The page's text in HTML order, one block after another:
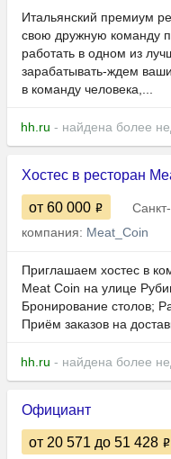
Итальянский премиум
свою дружную команду
работать в одном из
зарабатывать-ждем
в команду человека,...
hh.ru - найдена более
Хостес в ресторан
от 60 000
компания: Meat_Coin
Приглашаем хостес в
Meat Coin на улице
Бронирование столов;
Приём заказов на
hh.ru - найдена более
Официант
от 20 571 до 51 428